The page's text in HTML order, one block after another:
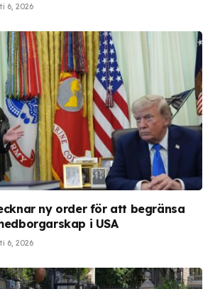
6, 2026
ny order för att begränsa
i USA
6, 2026